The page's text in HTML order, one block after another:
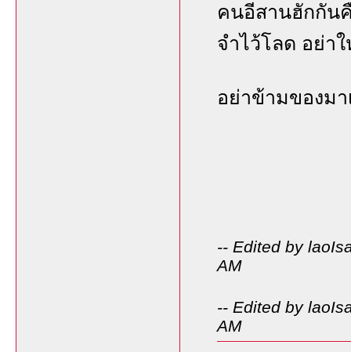
คนอีสานฮักกัน
จำไว้โลด อย่า
อย่าข้ามของม
-- Edited by
AM
-- Edited by
AM